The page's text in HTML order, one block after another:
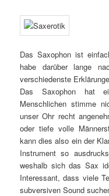
Das Saxophon ist
habe darüber lange
verschiedenste
Das Saxophon hat
Menschlichen stimme
unser Ohr recht
oder tiefe volle
kann dies also ein der
Instrument so
weshalb sich das Sax
Interessant, dass viele
subversiven Sound